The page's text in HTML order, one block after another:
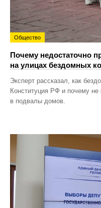
Общество
Почему недостаточно
на улицах бездомных
Эксперт рассказал, как
Конституция РФ и почему
в подвалы домов.